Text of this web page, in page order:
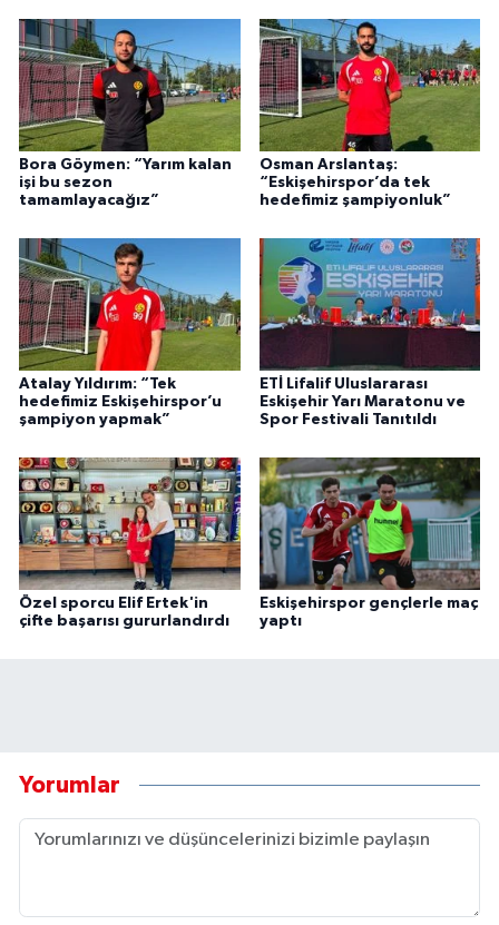
Bora Göymen: “Yarım kalan
işi bu sezon
tamamlayacağız”
Osman Arslantaş:
“Eskişehirspor’da tek
hedefimiz şampiyonluk”
Atalay Yıldırım: “Tek
hedefimiz Eskişehirspor’u
şampiyon yapmak”
ETİ Lifalif Uluslararası
Eskişehir Yarı Maratonu ve
Spor Festivali Tanıtıldı
Özel sporcu Elif Ertek'in
çifte başarısı gururlandırdı
Eskişehirspor gençlerle maç
yaptı
Yorumlar